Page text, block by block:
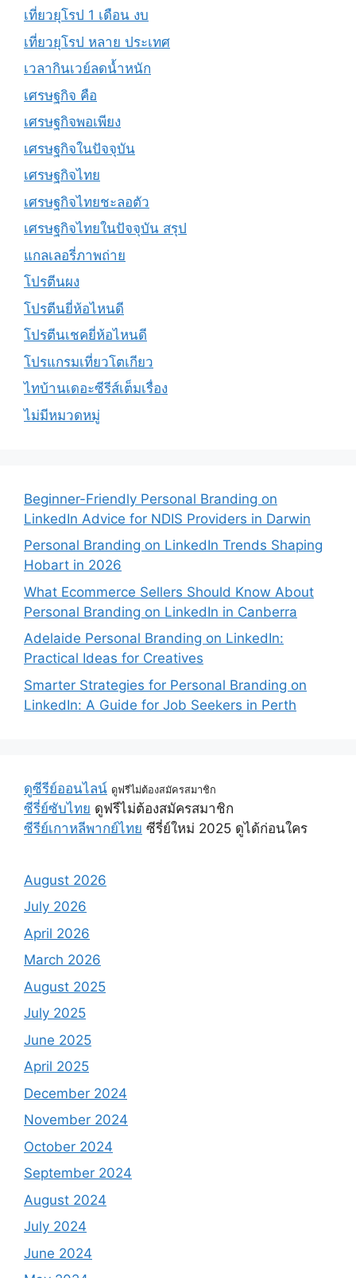
เที่ยวยุโรป 1 เดือน งบ
เที่ยวยุโรป หลาย ประเทศ
เวลากินเวย์ลดน้ำหนัก
เศรษฐกิจ คือ
เศรษฐกิจพอเพียง
เศรษฐกิจในปัจจุบัน
เศรษฐกิจไทย
เศรษฐกิจไทยชะลอตัว
เศรษฐกิจไทยในปัจจุบัน สรุป
แกลเลอรี่ภาพถ่าย
โปรตีนผง
โปรตีนยี่ห้อไหนดี
โปรตีนเชคยี่ห้อไหนดี
โปรแกรมเที่ยวโตเกียว
ไทบ้านเดอะซีรีส์เต็มเรื่อง
ไม่มีหมวดหมู่
Beginner-Friendly Personal Branding on
LinkedIn Advice for NDIS Providers in Darwin
Personal Branding on LinkedIn Trends Shaping
Hobart in 2026
What Ecommerce Sellers Should Know About
Personal Branding on LinkedIn in Canberra
Adelaide Personal Branding on LinkedIn:
Practical Ideas for Creatives
Smarter Strategies for Personal Branding on
LinkedIn: A Guide for Job Seekers in Perth
ดูซีรีย์ออนไลน์ ดูฟรีไม่ต้องสมัครสมาชิก
ซีรี่ย์ซับไทย ดูฟรีไม่ต้องสมัครสมาชิก
ซีรีย์เกาหลีพากย์ไทย ซีรี่ย์ใหม่ 2025 ดูได้ก่อนใคร
August 2026
July 2026
April 2026
March 2026
August 2025
July 2025
June 2025
April 2025
December 2024
November 2024
October 2024
September 2024
August 2024
July 2024
June 2024